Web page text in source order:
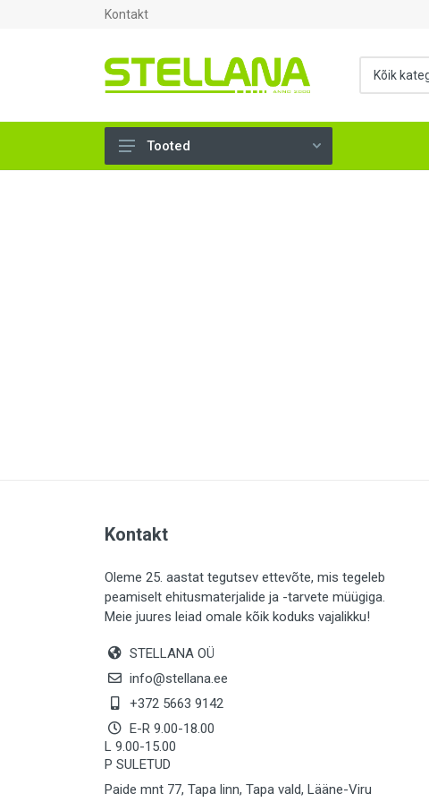
Kontakt
LIISTUD (183)
KIVID (31)
KATTED (132)
MAALRITARBED (1024)
SOOJUSTUS (15)
KEEMIA (220)
TÖÖRIIDED (117)
SAUN (8)
Tooted
Kontakt
Oleme 25. aastat tegutsev ettevõte, mis tegeleb
peamiselt ehitusmaterjalide ja -tarvete müügiga.
Meie juures leiad omale kõik koduks vajalikku!
STELLANA OÜ
info@stellana.ee
+372 5663 9142
E-R 9.00-18.00
L 9.00-15.00
P SULETUD
Paide mnt 77, Tapa linn, Tapa vald, Lääne-Viru